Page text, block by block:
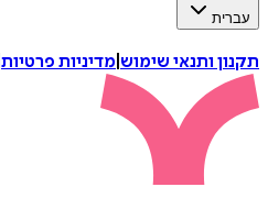
עברית
תקנון ותנאי שימוש מדיניות פרטיות